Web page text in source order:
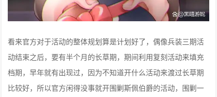
看来官方对于活动的整体规划算是计划好了，偶像兵装三期活
动结束之后，要有半个月的长草期，期间利用复刻活动来填充
档期，早年就有出现过，因为不知道开什么活动来渡过长草期
比较好，所以官方闲得没事就开围剿斯佩伯爵的活动，围剿一